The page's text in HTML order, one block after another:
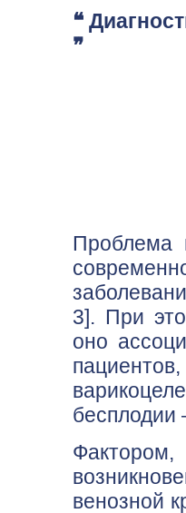
❝
❞
Проблема
3]. При
оно
венозной